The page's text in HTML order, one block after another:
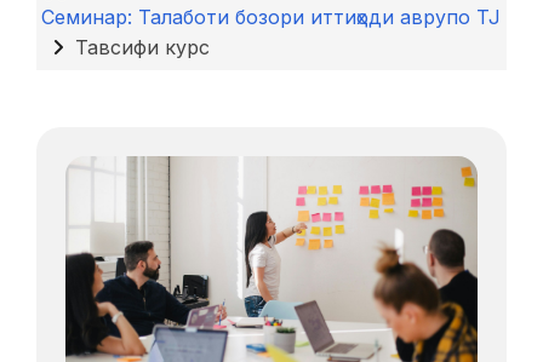
Семинар: Талаботи бозори иттиҳоди аврупо TJ
Тавсифи курс